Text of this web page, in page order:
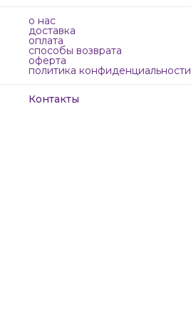
о нас
доставка
оплата
способы возврата
оферта
политика конфиденциальности
Контакты